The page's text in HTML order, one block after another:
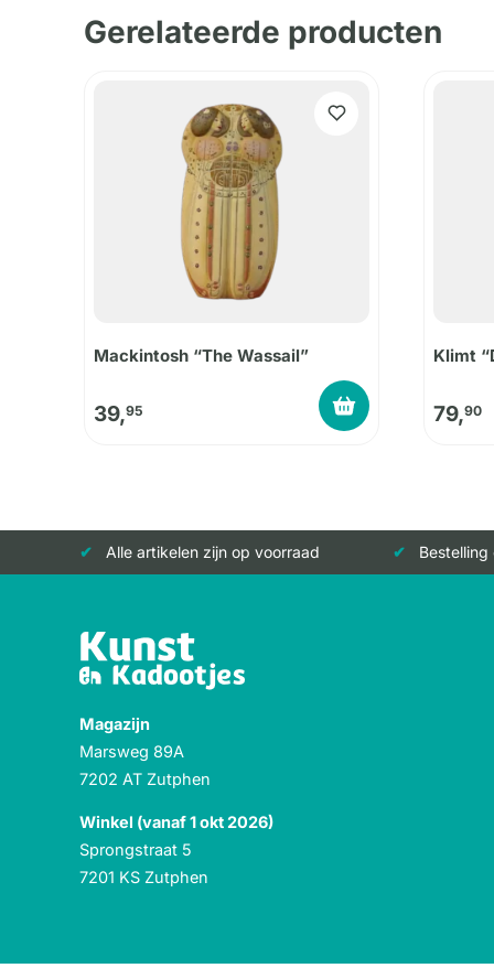
Gerelateerde producten
Mackintosh “The Wassail”
39,95
Klimt
79,90
Alle artikelen zijn op voorraad
Magazijn
Marsweg 89A
7202 AT Zutphen
Winkel (vanaf 1 okt 2026)
Sprongstraat 5
7201 KS Zutphen